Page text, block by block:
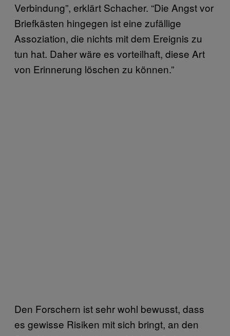
Verbindung”, erklärt Schacher. “Die Angst vor
Briefkästen hingegen ist eine zufällige
Assoziation, die nichts mit dem Ereignis zu
tun hat. Daher wäre es vorteilhaft, diese Art
von Erinnerung löschen zu können.”
Den Forschern ist sehr wohl bewusst, dass
es gewisse Risiken mit sich bringt, an den